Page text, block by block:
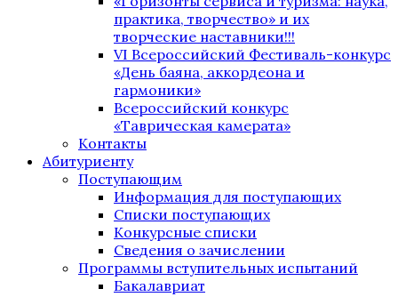
практика, творчество» и их
творческие наставники!!!
VI Всероссийский Фестиваль-конкурс
«День баяна, аккордеона и
гармоники»
Всероссийский конкурс
«Таврическая камерата»
Контакты
Абитуриенту
Поступающим
Информация для поступающих
Списки поступающих
Конкурсные списки
Сведения о зачислении
Программы вступительных испытаний
Бакалавриат